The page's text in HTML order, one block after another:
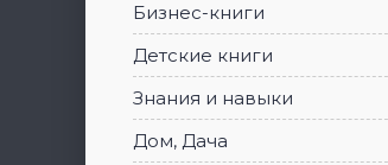
Бизнес-книги
Детские книги
Знания и навыки
Дом, Дача